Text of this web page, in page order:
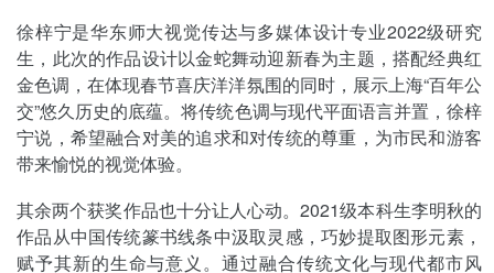
徐梓宁是华东师大视觉传达与多媒体设计专业2022级研究
生，此次的作品设计以金蛇舞动迎新春为主题，搭配经典红
金色调，在体现春节喜庆洋洋氛围的同时，展示上海“百年公
交”悠久历史的底蕴。将传统色调与现代平面语言并置，徐梓
宁说，希望融合对美的追求和对传统的尊重，为市民和游客
带来愉悦的视觉体验。
其余两个获奖作品也十分让人心动。2021级本科生李明秋的
作品从中国传统篆书线条中汲取灵感，巧妙提取图形元素，
赋予其新的生命与意义。通过融合传统文化与现代都市风